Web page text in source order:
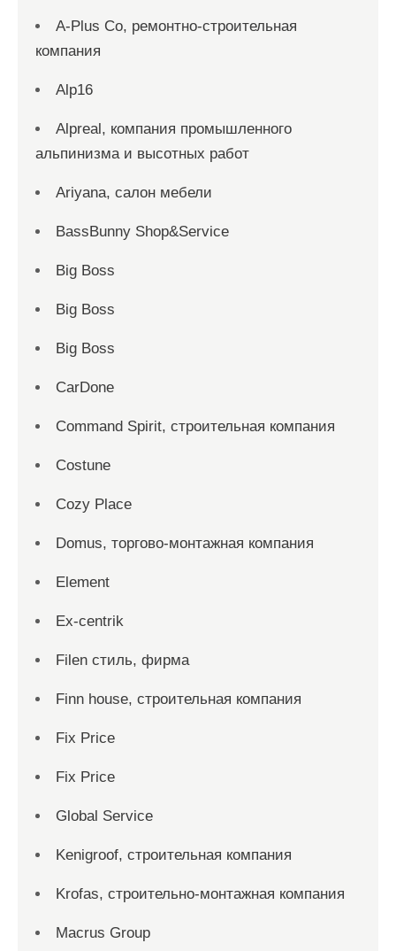
A-Plus Co, ремонтно-строительная
компания
Alp16
Alpreal, компания промышленного
альпинизма и высотных работ
Ariyana, салон мебели
BassBunny Shop&Service
Big Boss
Big Boss
Big Boss
CarDone
Command Spirit, строительная компания
Costune
Cozy Place
Domus, торгово-монтажная компания
Element
Ex-centrik
Filen стиль, фирма
Finn house, строительная компания
Fix Price
Fix Price
Global Service
Kenigroof, строительная компания
Krofas, строительно-монтажная компания
Macrus Group